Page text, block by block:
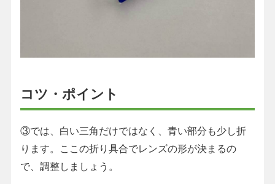
コツ・ポイント
③では、白い三角だけではなく、青い部分も少し折
ります。ここの折り具合でレンズの形が決まるの
で、調整しましょう。